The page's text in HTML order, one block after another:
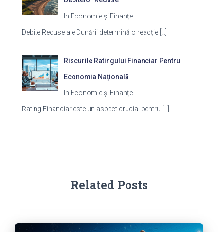
In Economie și Finanțe
Debite Reduse ale Dunării determină o reacție
Riscurile Ratingului Financiar Pentru
Economia Națională
In Economie și Finanțe
Rating Financiar este un aspect crucial pentru
Related Posts